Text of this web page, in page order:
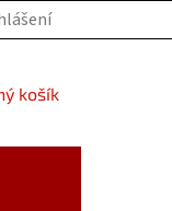
košík